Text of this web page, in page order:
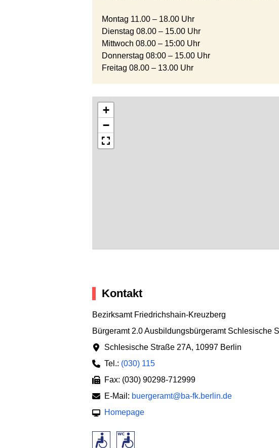
Montag 11.00 – 18.00 Uhr
Dienstag 08.00 – 15.00 Uhr
Mittwoch 08.00 – 15:00 Uhr
Donnerstag 08:00 – 15.00 Uhr
Freitag 08.00 – 13.00 Uhr
+
−
Kontakt
Bezirksamt Friedrichshain-Kreuzberg
Bürgeramt 2.0 Ausbildungsbürgeramt Schlesische
Schlesische Straße 27A, 10997 Berlin
Tel.: (030) 115
Fax: (030) 90298-712999
E-Mail: buergeramt@ba-fk.berlin.de
Homepage